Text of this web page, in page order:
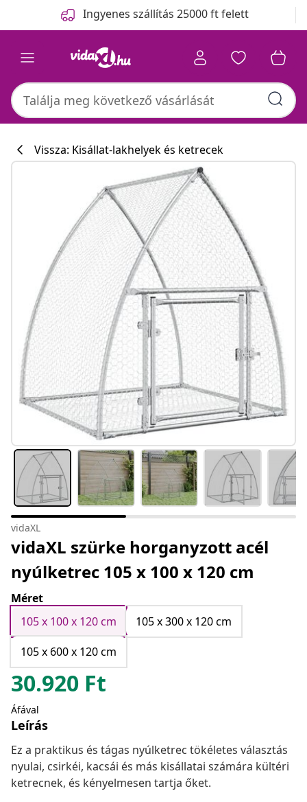
Ingyenes szállítás 25000 ft felett
Vissza: Kisállat-lakhelyek és ketrecek
vidaXL
vidaXL szürke horganyzott acél
nyúlketrec 105 x 100 x 120 cm
Méret
105 x 100 x 120 cm
105 x 300 x 120 cm
105 x 600 x 120 cm
30.920 Ft
Áfával
Leírás
Ez a praktikus és tágas nyúlketrec tökéletes választás
nyulai, csirkéi, kacsái és más kisállatai számára kültéri
ketrecnek, és kényelmesen tartja őket.